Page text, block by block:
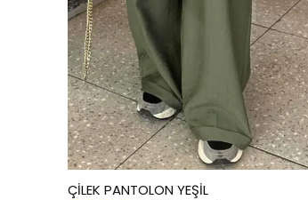
ÇİLEK PANTOLON YEŞİL